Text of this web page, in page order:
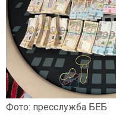
Фото: пресслужба БЕБ